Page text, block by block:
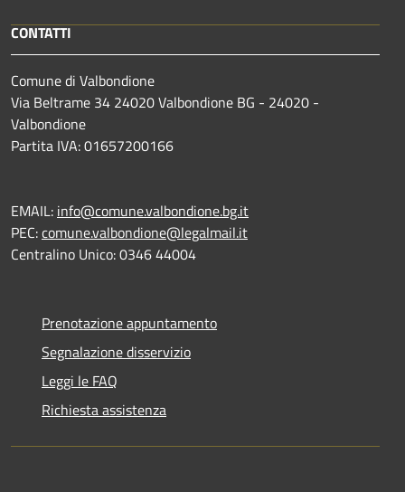
CONTATTI
Comune di Valbondione
Via Beltrame 34 24020 Valbondione BG - 24020 -
Valbondione
Partita IVA: 01657200166
EMAIL: info@comune.valbondione.bg.it
PEC:comune.valbondione@legalmail.it
Centralino Unico: 0346 44004
Prenotazione appuntamento
Segnalazione disservizio
Leggi le FAQ
Richiesta assistenza